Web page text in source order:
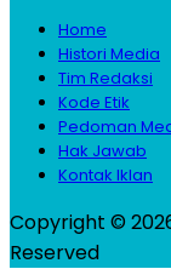
Home
Histori Media
Tim Redaksi
Kode Etik
Pedoman
Hak Jawab
Kontak Iklan
Copyright ©
Reserved